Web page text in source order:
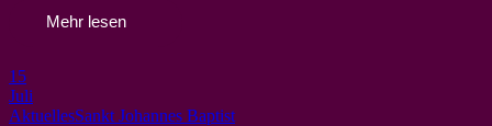
Mehr lesen
15
Juli
AktuellesSankt Johannes Baptist